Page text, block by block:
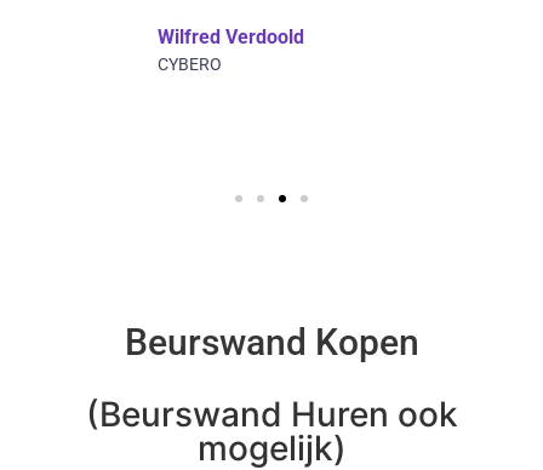
Wilfred Verdoold
CYBERO
Beurswand Kopen
(Beurswand Huren ook
mogelijk)